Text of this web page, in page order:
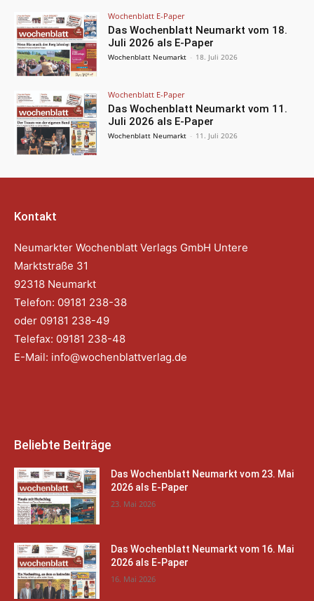
Wochenblatt E-Paper
Das Wochenblatt Neumarkt vom 18.
Juli 2026 als E-Paper
Wochenblatt Neumarkt - 18. Juli 2026
Wochenblatt E-Paper
Das Wochenblatt Neumarkt vom 11.
Juli 2026 als E-Paper
Wochenblatt Neumarkt - 11. Juli 2026
Kontakt
Neumarkter Wochenblatt Verlags GmbH Untere
Marktstraße 31
92318 Neumarkt
Telefon: 09181 238-38
oder 09181 238-49
Telefax: 09181 238-48
E-Mail: info@wochenblattverlag.de
Beliebte Beiträge
Das Wochenblatt Neumarkt vom 23. Mai
2026 als E-Paper
23. Mai 2026
Das Wochenblatt Neumarkt vom 16. Mai
2026 als E-Paper
16. Mai 2026